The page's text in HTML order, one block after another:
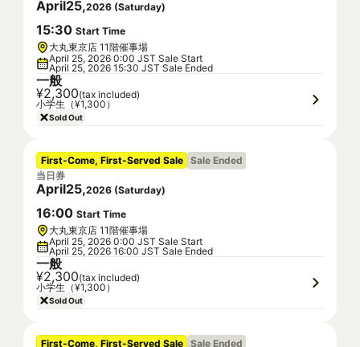
April25,2026 (Saturday)
15:30 Start Time
大丸東京店 11階催事場
April 25, 2026 0:00 JST Sale Start
April 25, 2026 15:30 JST Sale Ended
一般
¥2,300(tax included)
小学生（¥1,300）
Sold Out
First-Come, First-Served Sale Sale Ended
当日券
April25,2026 (Saturday)
16:00 Start Time
大丸東京店 11階催事場
April 25, 2026 0:00 JST Sale Start
April 25, 2026 16:00 JST Sale Ended
一般
¥2,300(tax included)
小学生（¥1,300）
Sold Out
First-Come, First-Served Sale Sale Ended